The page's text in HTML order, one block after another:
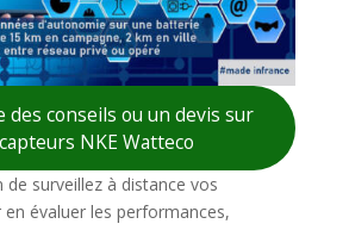
des conseils ou un devis sur
NKE Watteco
de surveillez à distance vos
évaluer les performances,